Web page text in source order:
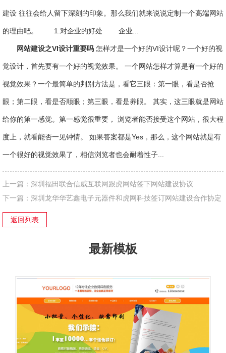
建设 往往会给人留下深刻的印象。那么我们就来说说定制一个高端网站
的理由吧。 1.对企业的好处 企业...
网站建设之VI设计重要吗 怎样才是一个好的VI设计呢？一个好的视
觉设计，首先要有一个好的视觉效果。 一个网站怎样才算是有一个好的
视觉效果？一个最简单的判别方法是，看它三眼：第一眼，看是否抢
眼；第二眼，看是否顺眼；第三眼，看是养眼。 其实，这三眼就是网站
给你的第一感觉。第一感觉很重要， 浏览者能否接受这个网站，很大程
度上，就看能否一见钟情。 如果答案都是Yes，那么，这个网站就是有
一个很好的视觉效果了，相信浏览者也会耐着性子...
上一篇： 深圳福田联合信威互联网跟虎网站签下网站建设协议
下一篇： 深圳龙华华艺鑫电子元器件和虎网科技签订网站建设合作协定
返回列表
最新模板